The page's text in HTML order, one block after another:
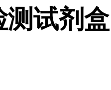
试剂盒